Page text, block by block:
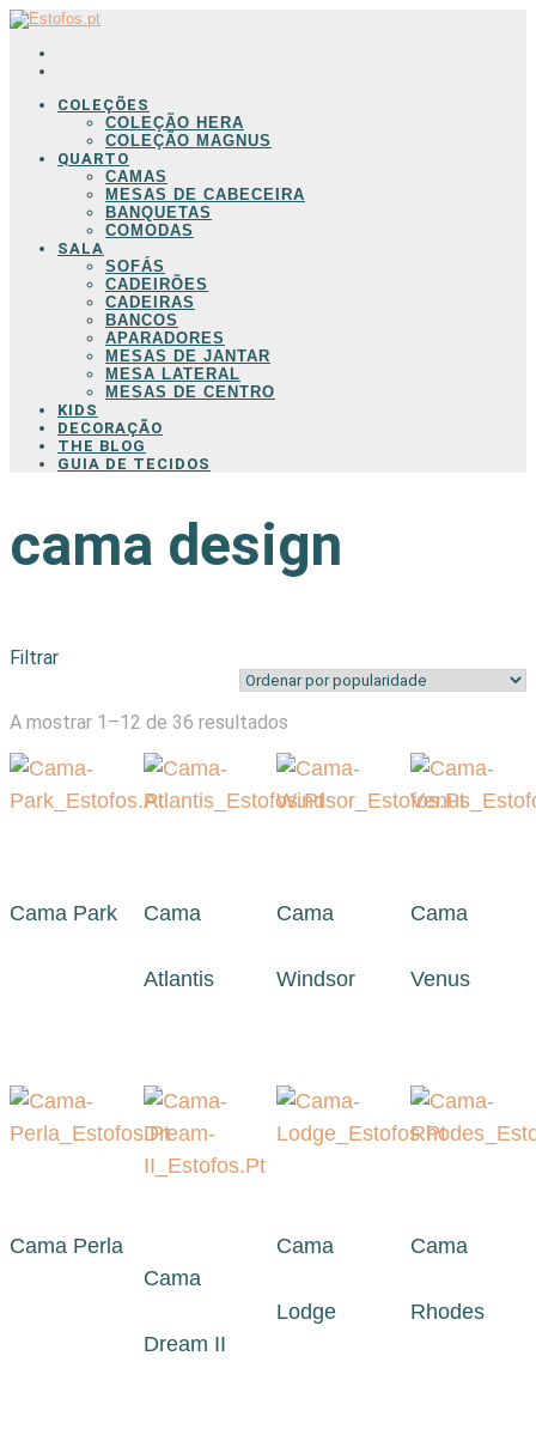
COLEÇÕES
COLEÇÃO HERA
COLEÇÃO MAGNUS
QUARTO
CAMAS
MESAS DE CABECEIRA
BANQUETAS
COMODAS
SALA
SOFÁS
CADEIRÕES
CADEIRAS
BANCOS
APARADORES
MESAS DE JANTAR
MESA LATERAL
MESAS DE CENTRO
KIDS
DECORAÇÃO
THE BLOG
GUIA DE TECIDOS
cama design
Filtrar
A mostrar 1–12 de 36 resultados
popularidade
Cama Park Cama
Atlantis
Cama
Windsor
Cama
Venus
Cama Perla
Cama
Dream II
Cama
Lodge
Cama
Rhodes